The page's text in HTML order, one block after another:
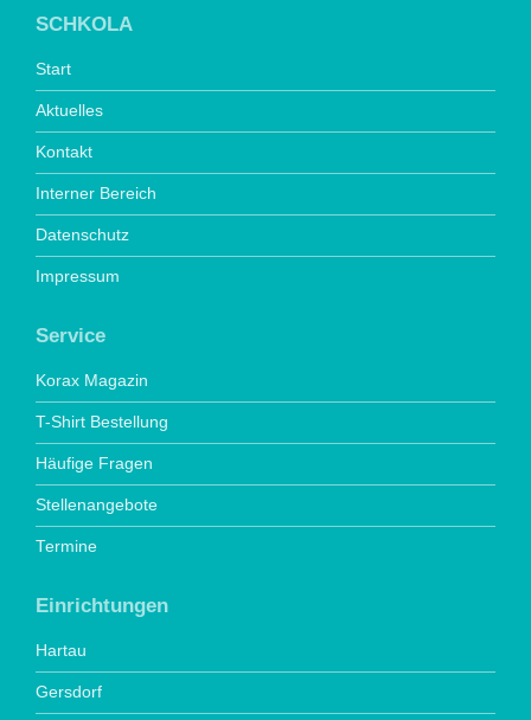
SCHKOLA
Start
Aktuelles
Kontakt
Interner Bereich
Datenschutz
Impressum
Service
Korax Magazin
T-Shirt Bestellung
Häufige Fragen
Stellenangebote
Termine
Einrichtungen
Hartau
Gersdorf